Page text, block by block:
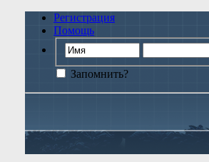
Регистрация
Помощь
Запомнить?